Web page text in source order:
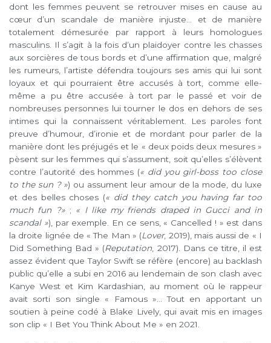
dont les femmes peuvent se retrouver mises en cause au
cœur d’un scandale de manière injuste… et de manière
totalement démesurée par rapport à leurs homologues
masculins. Il s’agit à la fois d’un plaidoyer contre les chasses
aux sorcières de tous bords et d’une affirmation que, malgré
les rumeurs, l’artiste défendra toujours ses amis qui lui sont
loyaux et qui pourraient être accusés à tort, comme elle-
même a pu être accusée à tort par le passé et voir de
nombreuses personnes lui tourner le dos en dehors de ses
intimes qui la connaissent véritablement. Les paroles font
preuve d’humour, d’ironie et de mordant pour parler de la
manière dont les préjugés et le « deux poids deux mesures »
pèsent sur les femmes qui s’assument, soit qu’elles s’élèvent
contre l’autorité des hommes (« did you girl-boss too close
to the sun ? ») ou assument leur amour de la mode, du luxe
et des belles choses (« did they catch you having far too
much fun ?»; « I like my friends draped in Gucci and in
scandal »), par exemple. En ce sens, « Cancelled ! » est dans
la droite lignée de « The Man » (Lover, 2019), mais aussi de « I
Did Something Bad » (Reputation , 2017). Dans ce titre, il est
assez évident que Taylor Swift se réfère (encore) au backlash
public qu’elle a subi en 2016 au lendemain de son clash avec
Kanye West et Kim Kardashian, au moment où le rappeur
avait sorti son single « Famous »… Tout en apportant un
soutien à peine codé à Blake Lively, qui avait mis en images
son clip « I Bet You Think About Me » en 2021.